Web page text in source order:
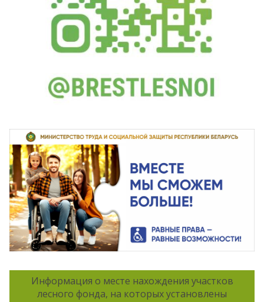
Информация о месте нахождения участков
лесного фонда, на которых установлены